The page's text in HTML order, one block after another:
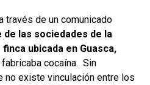
través de un comunicado
de las sociedades de la
ubicada en Guasca,
cocaína. Sin
no existe vinculación entre los